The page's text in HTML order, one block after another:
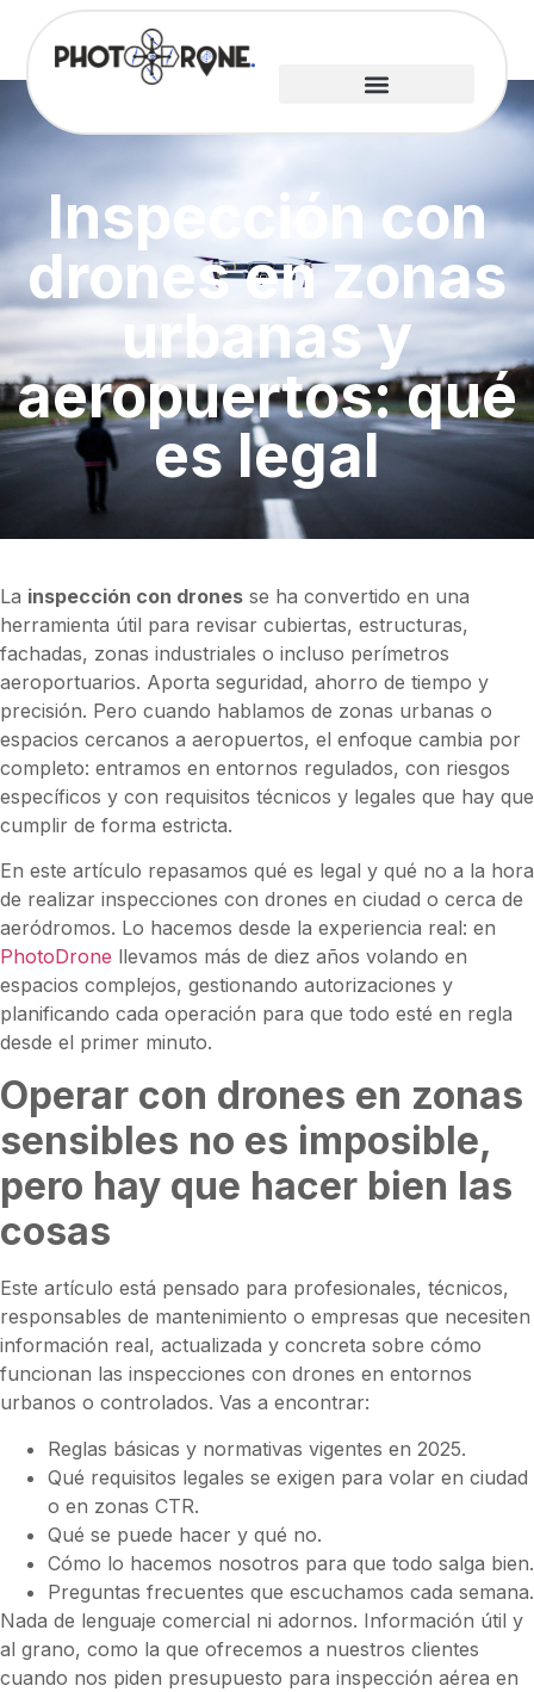
Inspección con
drones en zonas
urbanas y
aeropuertos: qué
es legal
La inspección con drones se ha convertido en una
herramienta útil para revisar cubiertas, estructuras,
fachadas, zonas industriales o incluso perímetros
aeroportuarios. Aporta seguridad, ahorro de tiempo y
precisión. Pero cuando hablamos de zonas urbanas o
espacios cercanos a aeropuertos, el enfoque cambia por
completo: entramos en entornos regulados, con riesgos
específicos y con requisitos técnicos y legales que hay que
cumplir de forma estricta.
En este artículo repasamos qué es legal y qué no a la hora
de realizar inspecciones con drones en ciudad o cerca de
aeródromos. Lo hacemos desde la experiencia real: en
PhotoDrone llevamos más de diez años volando en
espacios complejos, gestionando autorizaciones y
planificando cada operación para que todo esté en regla
desde el primer minuto.
Operar con drones en zonas
sensibles no es imposible,
pero hay que hacer bien las
cosas
Este artículo está pensado para profesionales, técnicos,
responsables de mantenimiento o empresas que necesiten
información real, actualizada y concreta sobre cómo
funcionan las inspecciones con drones en entornos
urbanos o controlados. Vas a encontrar:
Reglas básicas y normativas vigentes en 2025.
Qué requisitos legales se exigen para volar en ciudad
o en zonas CTR.
Qué se puede hacer y qué no.
Cómo lo hacemos nosotros para que todo salga bien.
Preguntas frecuentes que escuchamos cada semana.
Nada de lenguaje comercial ni adornos. Información útil y
al grano, como la que ofrecemos a nuestros clientes
cuando nos piden presupuesto para inspección aérea en